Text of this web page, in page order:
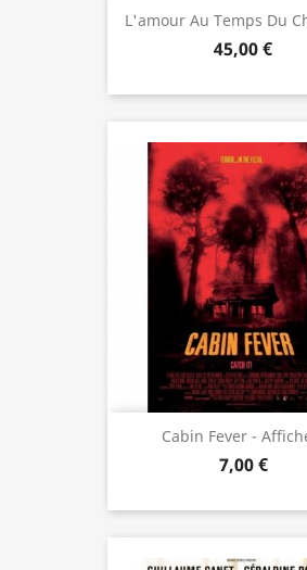
L'amour Au Temps Du
45,00 €
Cabin Fever -
7,00 €